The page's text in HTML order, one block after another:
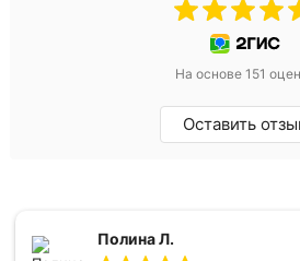
На основе 151
Оставить
Полина Л.